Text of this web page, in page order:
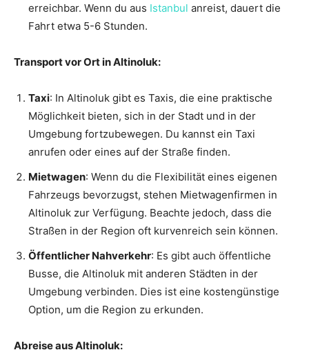
erreichbar. Wenn du aus Istanbul anreist, dauert die
Fahrt etwa 5-6 Stunden.
Transport vor Ort in Altinoluk:
Taxi: In Altinoluk gibt es Taxis, die eine praktische
Möglichkeit bieten, sich in der Stadt und in der
Umgebung fortzubewegen. Du kannst ein Taxi
anrufen oder eines auf der Straße finden.
Mietwagen: Wenn du die Flexibilität eines eigenen
Fahrzeugs bevorzugst, stehen Mietwagenfirmen in
Altinoluk zur Verfügung. Beachte jedoch, dass die
Straßen in der Region oft kurvenreich sein können.
Öffentlicher Nahverkehr: Es gibt auch öffentliche
Busse, die Altinoluk mit anderen Städten in der
Umgebung verbinden. Dies ist eine kostengünstige
Option, um die Region zu erkunden.
Abreise aus Altinoluk: